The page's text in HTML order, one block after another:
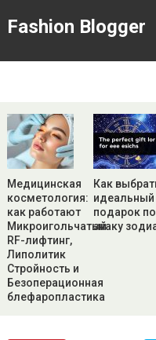
Fashion Blogger
Медицинская
косметология:
как работают
Микроигольчатый
RF-лифтинг,
Липолитик
Стройность и
Безоперационная
блефаропластика
Как
идеальный
подарок по
знаку